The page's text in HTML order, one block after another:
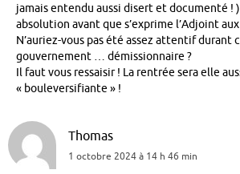
jamais entendu aussi disert et documenté !
absolution avant que s’exprime l’Adjoint
N’auriez-vous pas été assez attentif durant
gouvernement … démissionnaire ?
Il faut vous ressaisir ! La rentrée sera elle
« bouleversifiante » !
Thomas
1 octobre 2024 à 14 h 46 min